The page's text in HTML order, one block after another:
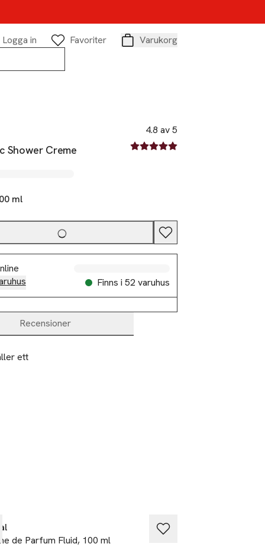
Logga in
Favoriter
Varukorg
Shower Creme
4.8 av 5
4.8 av fem stjärnor
ml
Finns i 52 varuhus
Recensioner
ett
de Parfum Fluid, 100 ml